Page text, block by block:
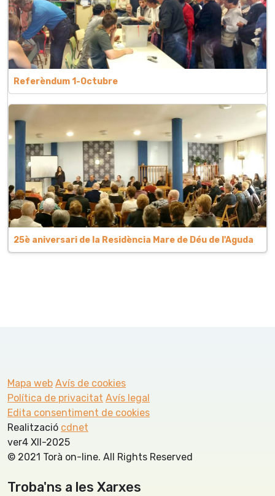
Referèndum 1-Octubre
25è aniversari de la Residència Mare de Déu de l'Aguda
Mapa web Avís de cookies
Política de privacitat Avís legal
Edita consentiment de cookies
Realització cdnet
ver4 XII-2025
© 2021 Torà on-line. All Rights Reserved
Troba'ns a les Xarxes